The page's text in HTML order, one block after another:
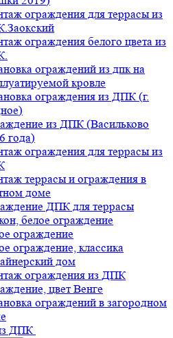
ограждения для террасы из
ограждения белого цвета из
ограждений из дпк на
кровле
ограждения из ДПК (г.
из ДПК (Васильково
года)
ограждения для террасы из
террасы и ограждения в
доме
ДПК для террасы
белое ограждение
ограждение
ограждение, классика
дом
ограждения из ДПК
цвет Венге
ограждений в загородном
ДПК